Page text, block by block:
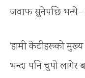
जवाफ सुनेपछि भन्थे–
‘हामी केटीहरूको
भन्दा पनि चुपो लागेर